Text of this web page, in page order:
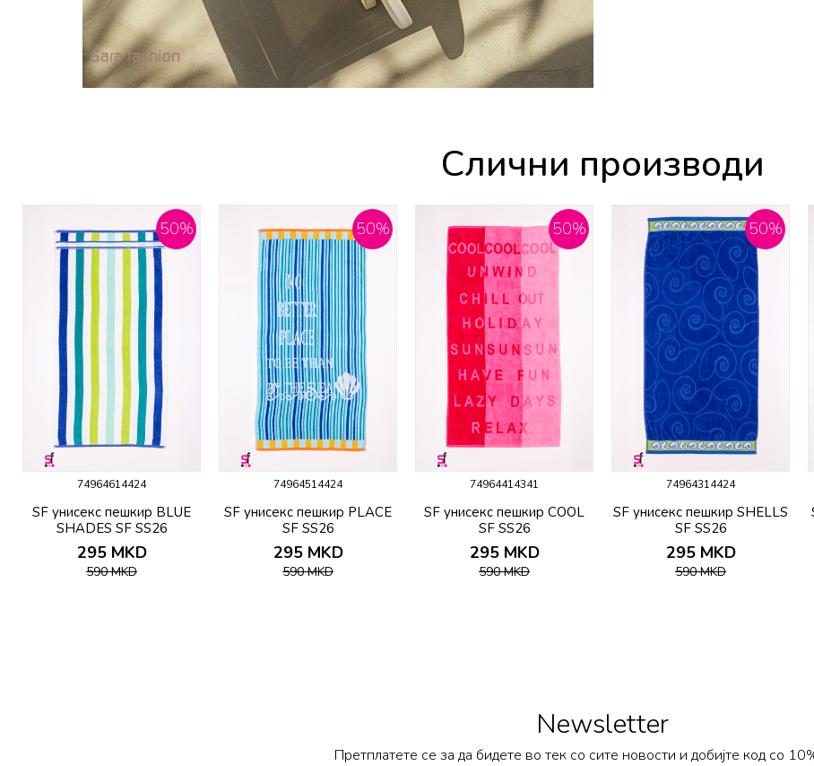
Слични производи
50%
74964614424
SF унисекс пешкир BLUE
SHADES SF SS26
295 MKD
590MKD
50%
74964514424
SF унисекс пешкир PLACE
SF SS26
295 MKD
590MKD
50%
74964414341
SF унисекс пешкир COOL
SF SS26
295 MKD
590MKD
50%
74964314424
SF унисекс пешкир SHELLS
SF SS26
295 MKD
590MKD
Newsletter
Претплатете се за да бидете во тек со сите новости и добијте код со